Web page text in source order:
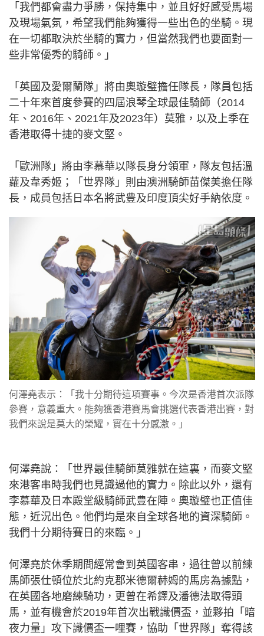
「我們都會盡力爭勝，保持集中，並且好好感受馬場
及現場氣氛，希望我們能夠獲得一些出色的坐騎。現
在一切都取決於坐騎的實力，但當然我們也要面對一
些非常優秀的騎師。」
「英國及愛爾蘭隊」將由奧璇璧擔任隊長，隊員包括
二十年來首度參賽的四屆浪琴全球最佳騎師（2014
年、2016年、2021年及2023年）莫雅，以及上季在
香港取得十捷的麥文堅。
「歐洲隊」將由李慕華以隊長身分領軍，隊友包括溫
蘿及韋秀姬；「世界隊」則由澳洲騎師苗傑美擔任隊
長，成員包括日本名將武豊及印度頂尖好手納依度。
何澤堯表示：「我十分期待這項賽事。今次是香港首次派隊
參賽，意義重大。能夠獲香港賽馬會挑選代表香港出賽，對
我們來說是莫大的榮耀，實在十分感激。」
何澤堯說：「世界最佳騎師莫雅就在這裏，而麥文堅
來港客串時我們也見識過他的實力。除此以外，還有
李慕華及日本殿堂級騎師武豊在陣。奧璇璧也正值佳
態，近況出色。他們均是來自全球各地的資深騎師。
我們十分期待賽日的來臨。」
何澤堯於休季期間經常會到英國客串，過往曾以前練
馬師張仕頓位於北約克郡米德爾赫姆的馬房為據點，
在英國各地磨練騎功，更曾在希鐸及潘德法取得頭
馬，並有機會於2019年首次出戰識價盃，並夥拍「暗
夜力量」攻下識價盃一哩賽，協助「世界隊」奪得該